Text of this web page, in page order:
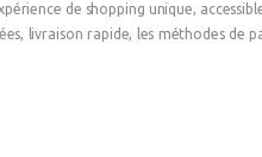
de shopping unique,
livraison rapide, les méthodes